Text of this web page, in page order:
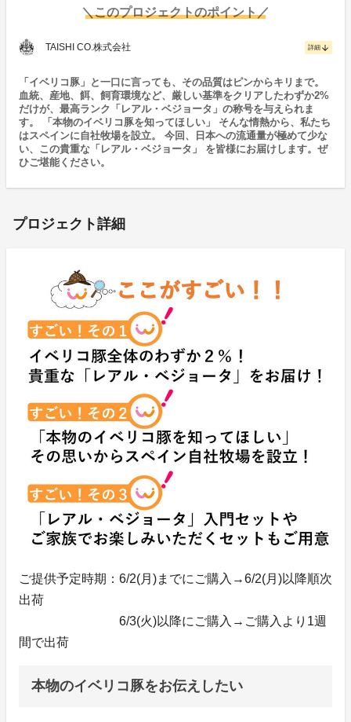
＼このプロジェクトのポイント／
TAISHI CO.株式会社 詳細 arrow_downward
「イベリコ豚」と一口に言っても、その品質はピンからキリまで。
血統、産地、餌、飼育環境など、厳しい基準をクリアしたわずか2%
だけが、最高ランク「レアル・ベジョータ」の称号を与えられま
す。 「本物のイベリコ豚を知ってほしい」 そんな情熱から、私たち
はスペインに自社牧場を設立。 今回、日本への流通量が極めて少な
い、この貴重な「レアル・ベジョータ」 を皆様にお届けします。ぜ
ひご堪能ください。
プロジェクト詳細
ご提供予定時期：6/2(月)までにご購入→6/2(月)以降順次
出荷
6/3(火)以降にご購入→ご購入より1週
間で出荷
本物のイベリコ豚をお伝えしたい